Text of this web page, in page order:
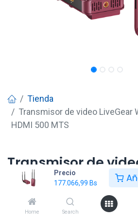
Precio
177.066,99 Bs
Home Search
Tienda
Transmisor de video LiveGear
HDMI 500 MTS
Transmisor de
WL500 4K Wireless
MTS